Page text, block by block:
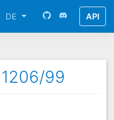
DE API
99